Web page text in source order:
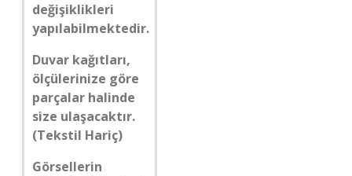
değişiklikleri
yapılabilmektedir.
Duvar kağıtları,
ölçülerinize göre
parçalar halinde
size ulaşacaktır.
(Tekstil Hariç)
Görsellerin